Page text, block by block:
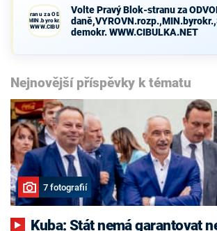
Blok-stranu za ODVOLAT.polit.,NÍZKÉ
demokr. WWW.CIBULKA.NET
Volte Pravý Blok-stranu za
demokr. WWW.CIBULKA.NET
Nejnovější příspěvky k tématu
7 fotografií